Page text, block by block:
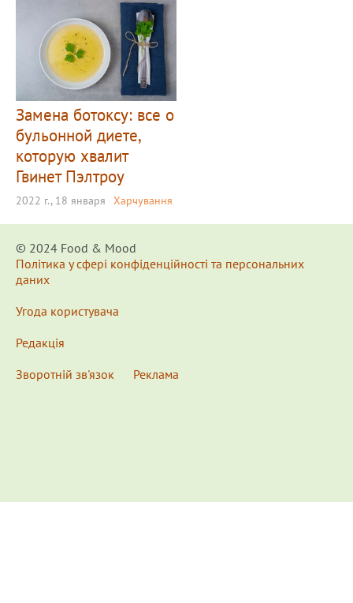
Замена ботоксу: все о
бульонной диете,
которую хвалит
Гвинет Пэлтроу
2022 г., 18 января Харчування
© 2024 Food & Мood
Політика у сфері конфіденційності та персональних
даних
Угода користувача
Редакція
Зворотній зв'язок
Реклама